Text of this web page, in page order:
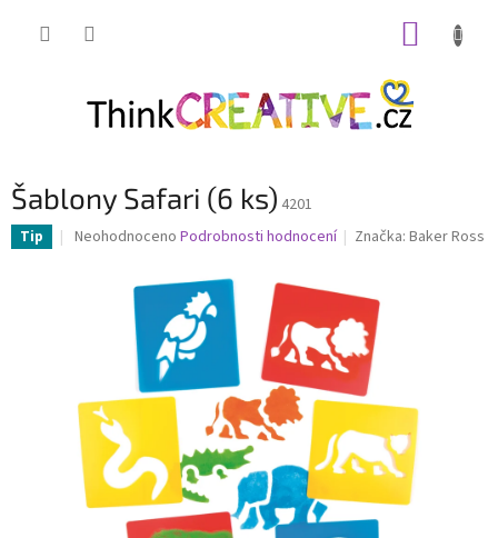
Šablony Safari (6 ks) 4201
Tip
Průměrné
hvězdiček.
Neohodnoceno Podrobnosti hodnocení Značka:Baker Ross